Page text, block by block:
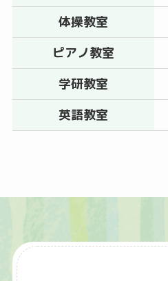
体操教室
ピアノ教室
学研教室
英語教室